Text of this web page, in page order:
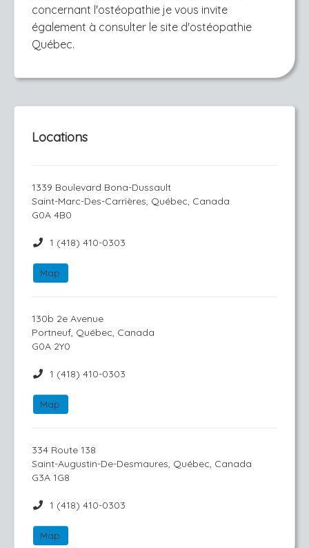
concernant l'ostéopathie je vous invite
également à consulter le site d'ostéopathie
Québec.
Locations
1339 Boulevard Bona-Dussault
Saint-Marc-Des-Carrières, Québec, Canada
G0A 4B0
1 (418) 410-0303
Map
130b 2e Avenue
Portneuf, Québec, Canada
G0A 2Y0
1 (418) 410-0303
Map
334 Route 138
Saint-Augustin-De-Desmaures, Québec, Canada
G3A 1G8
1 (418) 410-0303
Map